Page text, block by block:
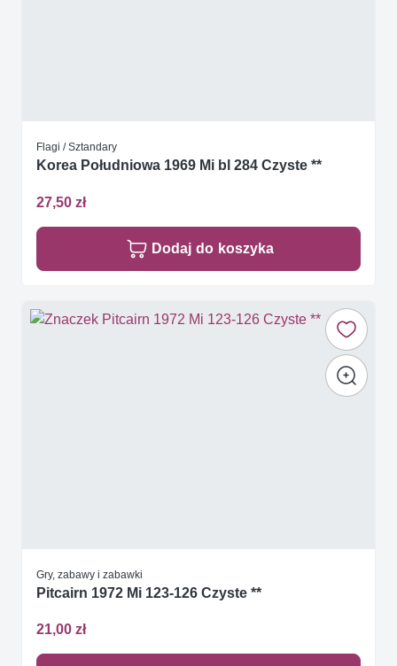
Flagi / Sztandary
Korea Południowa 1969 Mi bl 284 Czyste **
27,50 zł
Dodaj do koszyka
Gry, zabawy i zabawki
Pitcairn 1972 Mi 123-126 Czyste **
21,00 zł